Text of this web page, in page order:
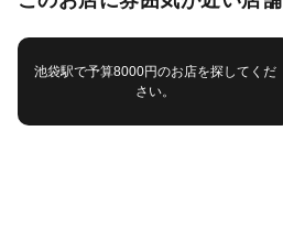
池袋駅で予算8000円のお店を探してくだ
さい。